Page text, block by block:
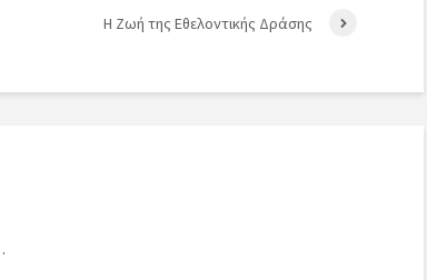
Η Ζωή της Εθελοντικής Δράσης
.